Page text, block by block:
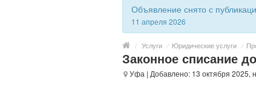
Объявление снято с
11 апреля 2026
/ Услуги / Юридические услуги /
Законное списание
Уфа | Добавлено: 13 октября 2025,